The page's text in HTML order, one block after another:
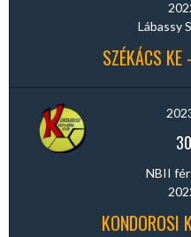
Lábassy
SZÉKÁCS KE
30
NBII
KONDOROSI